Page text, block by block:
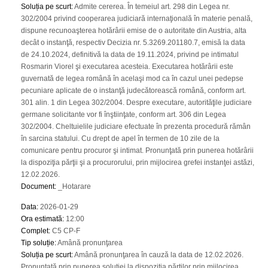
Soluția pe scurt:Admite cererea. În temeiul art. 298 din Legea nr.
302/2004 privind cooperarea judiciară internaţională în materie penală,
dispune recunoaşterea hotărârii emise de o autoritate din Austria, alta
decât o instanţă, respectiv Decizia nr. 5.3269.201180.7, emisă la data
de 24.10.2024, definitivă la data de 19.11.2024, privind pe intimatul
Rosmarin Viorel şi executarea acesteia. Executarea hotărârii este
guvernată de legea română în acelaşi mod ca în cazul unei pedepse
pecuniare aplicate de o instanţă judecătorească română, conform art.
301 alin. 1 din Legea 302/2004. Despre executare, autorităţile judiciare
germane solicitante vor fi înştiinţate, conform art. 306 din Legea
302/2004. Cheltuielile judiciare efectuate în prezenta procedură rămân
în sarcina statului. Cu drept de apel în termen de 10 zile de la
comunicare pentru procuror şi intimat. Pronunţată prin punerea hotărârii
la dispoziţia părţii şi a procurorului, prin mijlocirea grefei instanţei astăzi,
12.02.2026.
Document: _Hotarare
Data: 2026-01-29
Ora estimată: 12:00
Complet: C5 CP-F
Tip soluție:Amână pronunţarea
Soluția pe scurt:Amână pronunţarea în cauză la data de 12.02.2026.